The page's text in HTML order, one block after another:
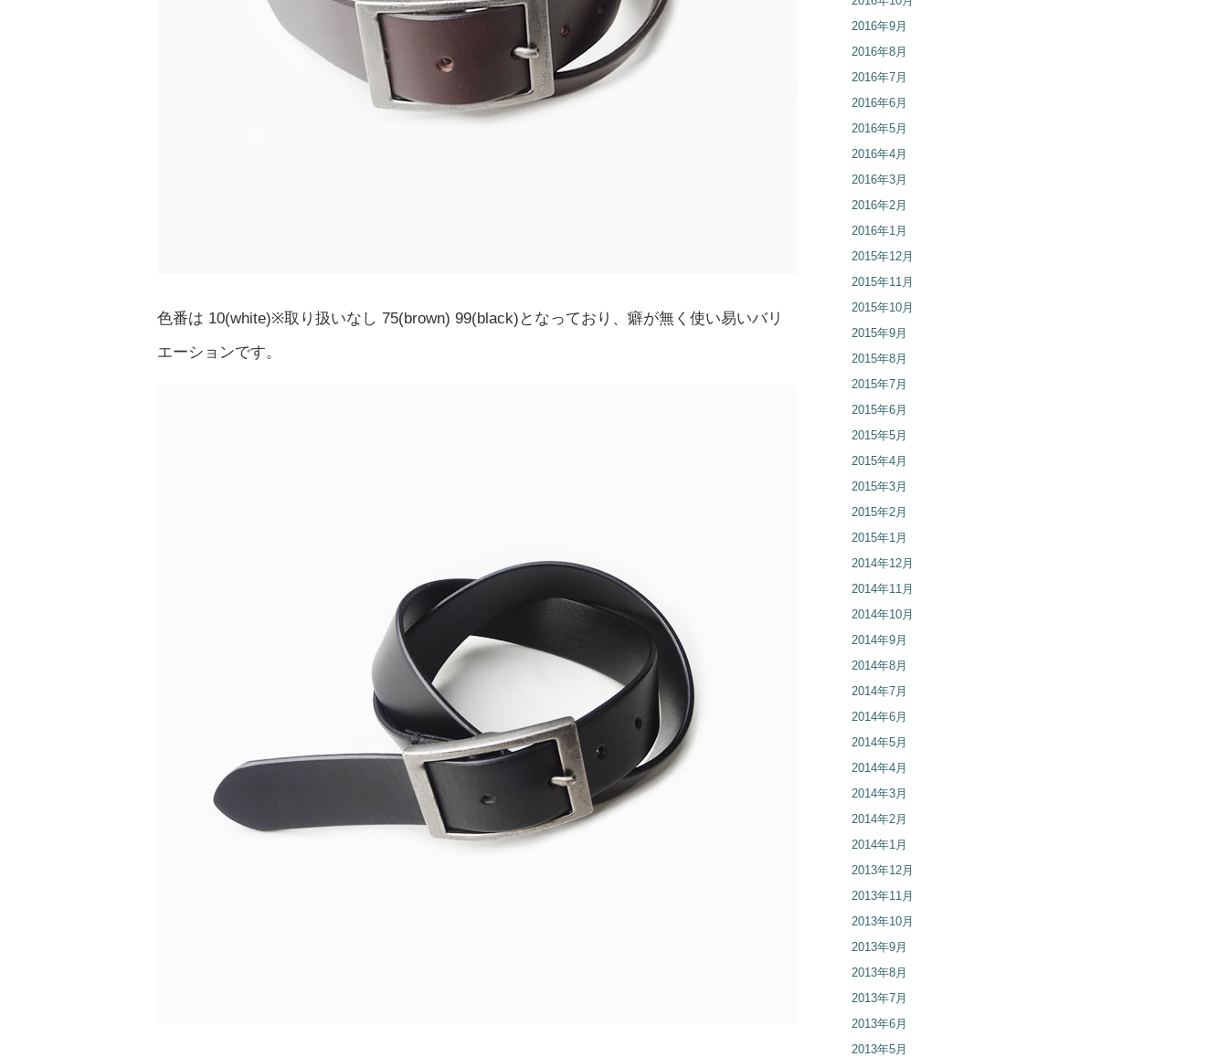
色番は 10(white)※取り扱いなし 75(brown) 99(black)となっており、癖が無く使い易いバリ
エーションです。
2016年9月
2016年8月
2016年7月
2016年6月
2016年5月
2016年4月
2016年3月
2016年2月
2016年1月
2015年12月
2015年11月
2015年10月
2015年9月
2015年8月
2015年7月
2015年6月
2015年5月
2015年4月
2015年3月
2015年2月
2015年1月
2014年12月
2014年11月
2014年10月
2014年9月
2014年8月
2014年7月
2014年6月
2014年5月
2014年4月
2014年3月
2014年2月
2014年1月
2013年12月
2013年11月
2013年10月
2013年9月
2013年8月
2013年7月
2013年6月
2013年5月